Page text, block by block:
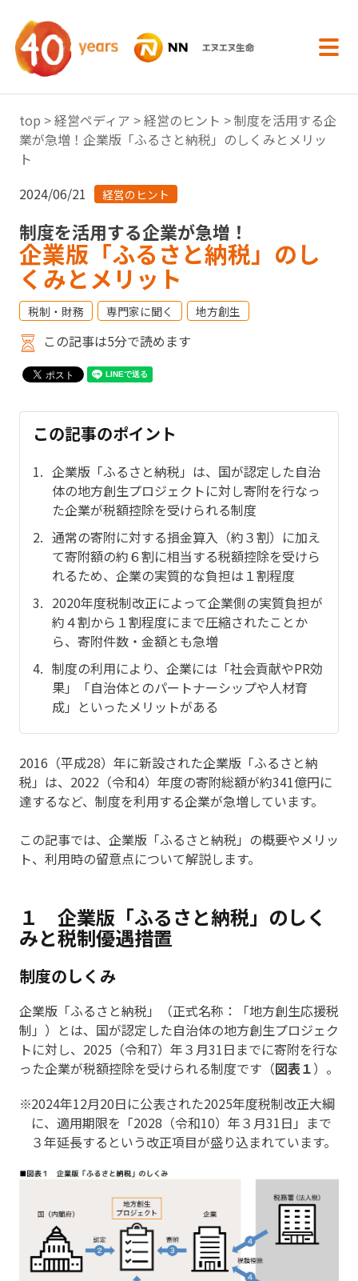
top >経営ペディア >経営のヒント > 制度を活用する企
業が急増！企業版「ふるさと納税」のしくみとメリッ
ト
2024/06/21
経営のヒント
制度を活用する企業が急増！
企業版「ふるさと納税」のし
くみとメリット
税制・財務 専門家に聞く 地方創生
この記事は5分で読めます
この記事のポイント
企業版「ふるさと納税」は、国が認定した自治
体の地方創生プロジェクトに対し寄附を行なっ
た企業が税額控除を受けられる制度
通常の寄附に対する損金算入（約３割）に加え
て寄附額の約６割に相当する税額控除を受けら
れるため、企業の実質的な負担は１割程度
2020年度税制改正によって企業側の実質負担が
約４割から１割程度にまで圧縮されたことか
ら、寄附件数・金額とも急増
制度の利用により、企業には「社会貢献やPR効
果」「自治体とのパートナーシップや人材育
成」といったメリットがある
2016（平成28）年に新設された企業版「ふるさと納
税」は、2022（令和4）年度の寄附総額が約341億円に
達するなど、制度を利用する企業が急増しています。
この記事では、企業版「ふるさと納税」の概要やメリッ
ト、利用時の留意点について解説します。
１ 企業版「ふるさと納税」のしく
みと税制優遇措置
制度のしくみ
企業版「ふるさと納税」（正式名称：「地方創生応援税
制」）とは、国が認定した自治体の地方創生プロジェク
トに対し、2025（令和7）年３月31日までに寄附を行な
った企業が税額控除を受けられる制度です（図表１）。
2024年12月20日に公表された2025年度税制改正大綱
に、適用期限を「2028（令和10）年３月31日」まで
３年延長するという改正項目が盛り込まれています。